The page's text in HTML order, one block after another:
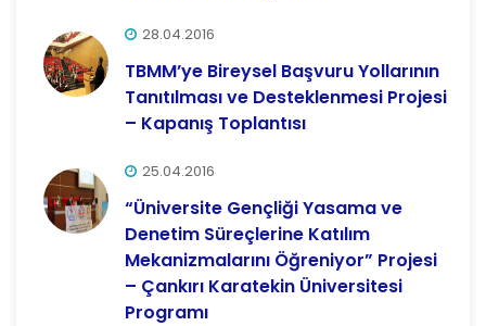
28.04.2016
TBMM’ye Bireysel Başvuru Yollarının
Tanıtılması ve Desteklenmesi Projesi
– Kapanış Toplantısı
25.04.2016
“Üniversite Gençliği Yasama ve
Denetim Süreçlerine Katılım
Mekanizmalarını Öğreniyor” Projesi
– Çankırı Karatekin Üniversitesi
Programı